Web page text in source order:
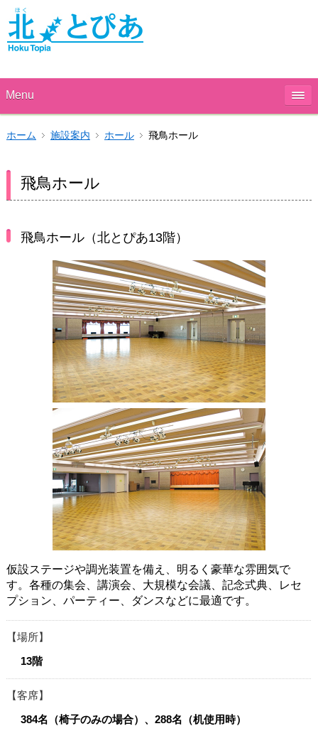
Menu
ホーム 施設案内 ホール 飛鳥ホール
飛鳥ホール
飛鳥ホール（北とぴあ13階）
仮設ステージや調光装置を備え、明るく豪華な雰囲気で
す。各種の集会、講演会、大規模な会議、記念式典、レセ
プション、パーティー、ダンスなどに最適です。
場所
13階
客席
384名（椅子のみの場合）、288名（机使用時）